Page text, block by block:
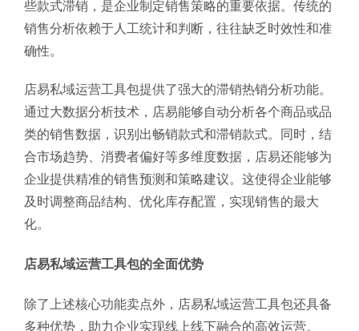
些款式滞销，是企业制定销售策略的重要依据。传统的
销售分析依赖于人工统计和判断，往往缺乏时效性和准
确性。
店易私域运营工具包提供了强大的滞销热销分析功能。
通过大数据分析技术，店易能够自动分析各个商品或品
类的销售数据，识别出畅销款式和滞销款式。同时，结
合市场趋势、消费者偏好等多维度数据，店易还能够为
企业提供精准的销售预测和策略建议。这使得企业能够
及时调整商品结构、优化库存配置，实现销售的最大
化。
店易私域运营工具包的全面优势
除了上述核心功能卖点外，店易私域运营工具包还具备
多种优势，助力企业实现线上线下融合的高效运营。